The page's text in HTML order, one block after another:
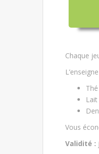
Chaque
Vous
Validité :